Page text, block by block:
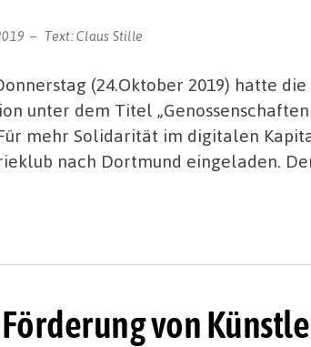
Text:Claus Stille
(24.Oktober 2019) hatte
unter dem Titel
mehr Solidarität im digitalen
nach Dortmund eingeladen.
von